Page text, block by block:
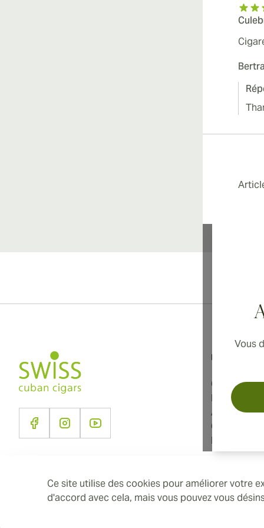
Ce site utilise des cookies pour améliorer votre
d'accord avec cela, mais vous pouvez vous
Vous
Informations
Conditions
Politique
À propos
Contact
Paramètres